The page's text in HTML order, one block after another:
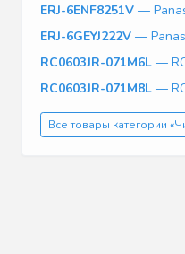
ERJ-6ENF8251V —
ERJ-6GEYJ222V —
RC0603JR-071M6L —
RC0603JR-071M8L —
Все товары категории